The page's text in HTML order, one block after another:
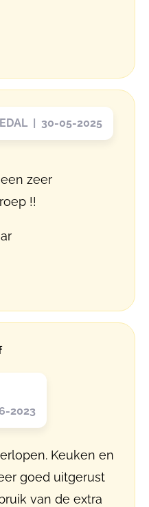
| 30-05-2025
zeer
!!
2023
Keuken en
goed uitgerust
van de extra